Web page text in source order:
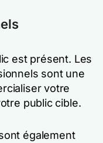
est présent. Les
sont une
votre
public cible.
également